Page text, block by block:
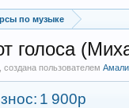
по музыке
голоса
пользователем
1 900р